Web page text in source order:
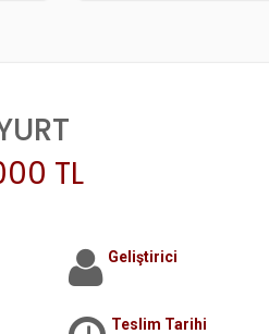
TL
Geliştirici
Teslim Tarihi